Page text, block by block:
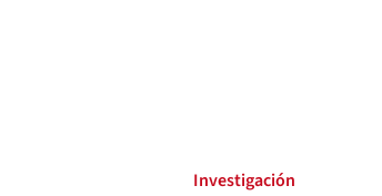
Investigación